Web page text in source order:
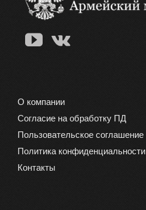
О компании
Согласие на обработку ПД
Пользовательское соглашение
Политика конфиденциальности
Контакты